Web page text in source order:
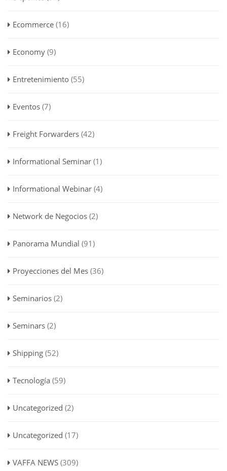
Ecommerce (16)
Economy (9)
Entretenimiento (55)
Eventos (7)
Freight Forwarders (42)
Informational Seminar (1)
Informational Webinar (4)
Network de Negocios (2)
Panorama Mundial (91)
Proyecciones del Mes (36)
Seminarios (2)
Seminars (2)
Shipping (52)
Tecnología (59)
Uncategorized (2)
Uncategorized (17)
VAFFA NEWS (309)